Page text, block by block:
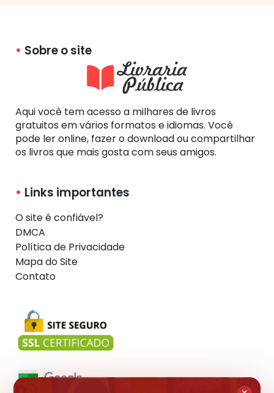
Sobre o site
Aqui você tem acesso a milhares de livros
gratuitos em vários formatos e idiomas. Você
pode ler online, fazer o download ou compartilhar
os livros que mais gosta com seus amigos.
Links importantes
O site é confiável?
DMCA
Política de Privacidade
Mapa do Site
Contato